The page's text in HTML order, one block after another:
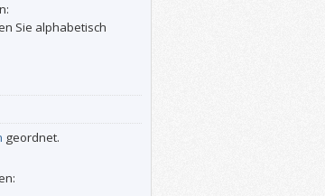
Sie alphabetisch
geordnet.